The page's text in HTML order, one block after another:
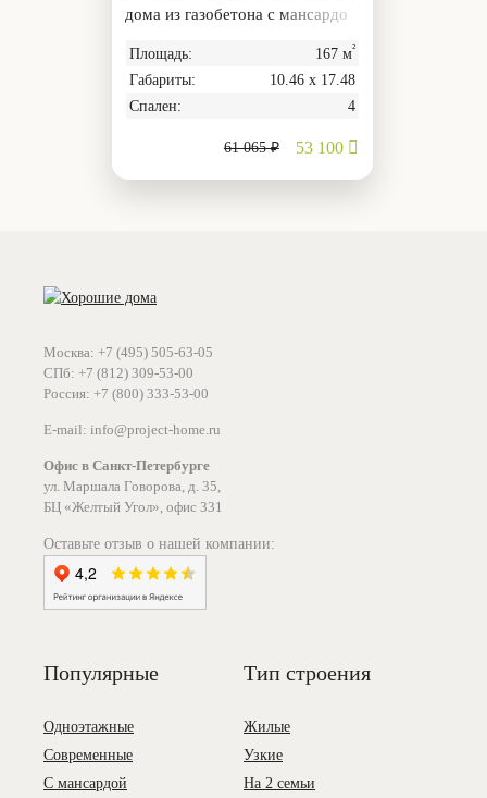
дома из газобетона с мансардо
Площадь: 167 м²
Габариты:
10.46 х 17.48
Спален:
4
61 065 ₽ 53 100
Москва: +7 (495) 505-63-05
СПб: +7 (812) 309-53-00
Россия: +7 (800) 333-53-00
E-mail: info@project-home.ru
Офис в Санкт-Петербурге
ул. Маршала Говорова, д. 35,
БЦ «Желтый Угол», офис 331
Оставьте отзыв о нашей компании:
Популярные Тип строения
Одноэтажные
Современные
С мансардой
Жилые
Узкие
На 2 семьи